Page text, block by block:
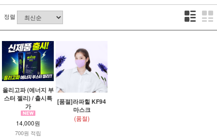
정렬
올리고파 (에너지 부
스터 젤리) / 출시특
가
14,000원
700원 적립
[품절]라파힐 KF94
마스크
(품절)